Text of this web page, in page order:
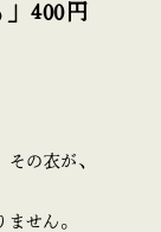
」400円
の衣が、
せん。